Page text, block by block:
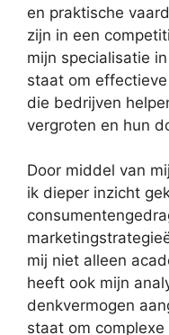
en praktische
zijn in een
mijn specialisatie
staat om
die bedrijven
vergroten en hun
Door middel van
ik dieper inzicht
mij niet alleen
heeft ook mijn
denkvermogen
staat om